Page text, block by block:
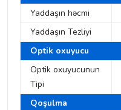
Yaddaşın həcmi
Yaddaşın Tezliyi
Optik oxuyucu
Optik oxuyucunun
Tipi
Qoşulma